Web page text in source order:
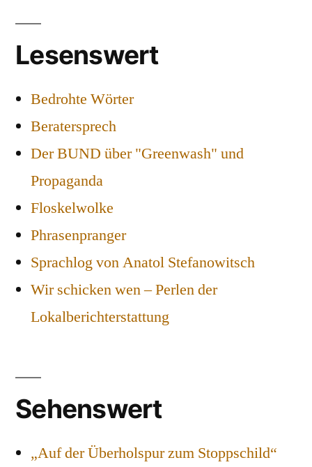
Lesenswert
Bedrohte Wörter
Beratersprech
Der BUND über "Greenwash" und
Propaganda
Floskelwolke
Phrasenpranger
Sprachlog von Anatol Stefanowitsch
Wir schicken wen – Perlen der
Lokalberichterstattung
Sehenswert
„Auf der Überholspur zum Stoppschild“